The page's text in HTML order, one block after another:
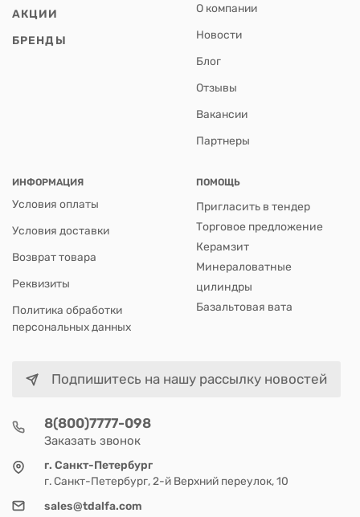
АКЦИИ
БРЕНДЫ
О компании
Новости
Блог
Отзывы
Вакансии
Партнеры
ИНФОРМАЦИЯ
Условия оплаты
Условия доставки
Возврат товара
Реквизиты
Политика обработки
персональных данных
ПОМОЩЬ
Пригласить в тендер
Торговое предложение
Керамзит
Минераловатные
цилиндры
Базальтовая вата
Подпишитесь на нашу рассылку новостей
8(800)7777-098
Заказать звонок
г. Санкт-Петербург
г. Санкт-Петербург, 2-й Верхний переулок, 10
sales@tdalfa.com